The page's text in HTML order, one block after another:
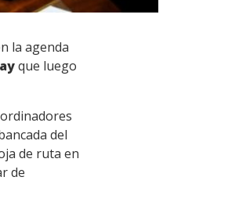
la agenda
que luego
del
de ruta en
de